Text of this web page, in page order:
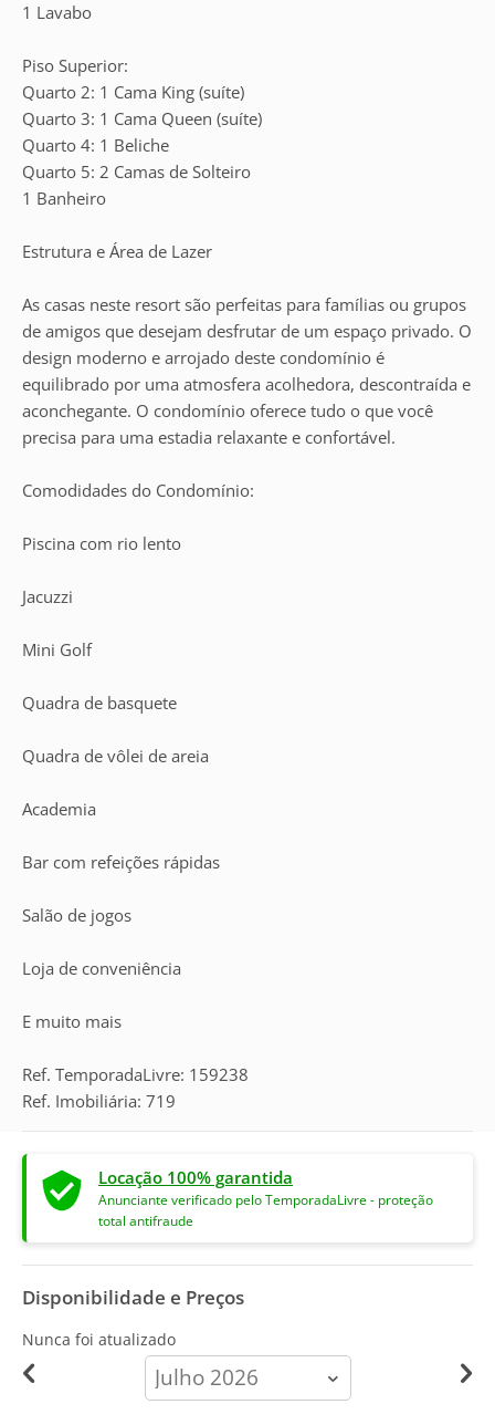
1 Lavabo
Piso Superior:
Quarto 2: 1 Cama King (suíte)
Quarto 3: 1 Cama Queen (suíte)
Quarto 4: 1 Beliche
Quarto 5: 2 Camas de Solteiro
1 Banheiro
Estrutura e Área de Lazer
As casas neste resort são perfeitas para famílias ou grupos
de amigos que desejam desfrutar de um espaço privado. O
design moderno e arrojado deste condomínio é
equilibrado por uma atmosfera acolhedora, descontraída e
aconchegante. O condomínio oferece tudo o que você
precisa para uma estadia relaxante e confortável.
Comodidades do Condomínio:
Piscina com rio lento
Jacuzzi
Mini Golf
Quadra de basquete
Quadra de vôlei de areia
Academia
Bar com refeições rápidas
Salão de jogos
Loja de conveniência
E muito mais
Ref. TemporadaLivre: 159238
Ref. Imobiliária: 719
Locação 100% garantida
Anunciante verificado pelo TemporadaLivre - proteção
total antifraude
Disponibilidade e Preços
Nunca foi atualizado
calendar-
month